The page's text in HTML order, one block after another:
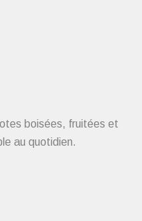
boisées, fruitées et
au quotidien.